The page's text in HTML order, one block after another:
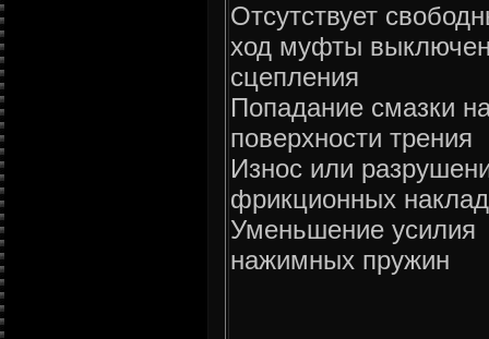
Отсутствует
ход муфты
сцепления
Попадание смазки
поверхности трения
Износ или
фрикционных
Уменьшение усилия
нажимных пружин